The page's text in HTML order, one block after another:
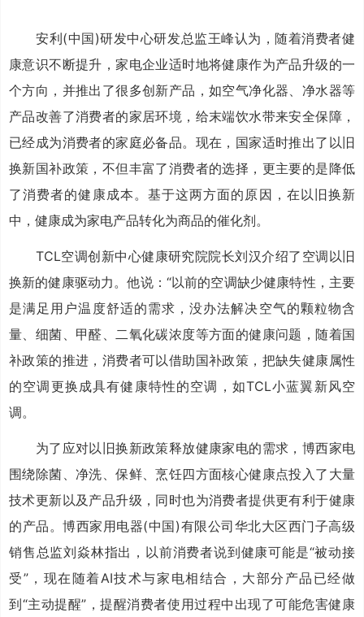
安利(中国)研发中心研发总监王峰认为，随着消费者健
康意识不断提升，家电企业适时地将健康作为产品升级的一
个方向，并推出了很多创新产品，如空气净化器、净水器等
产品改善了消费者的家居环境，给末端饮水带来安全保障，
已经成为消费者的家庭必备品。现在，国家适时推出了以旧
换新国补政策，不但丰富了消费者的选择，更主要的是降低
了消费者的健康成本。基于这两方面的原因，在以旧换新
中，健康成为家电产品转化为商品的催化剂。
TCL空调创新中心健康研究院院长刘汉介绍了空调以旧
换新的健康驱动力。他说：“以前的空调缺少健康特性，主要
是满足用户温度舒适的需求，没办法解决空气的颗粒物含
量、细菌、甲醛、二氧化碳浓度等方面的健康问题，随着国
补政策的推进，消费者可以借助国补政策，把缺失健康属性
的空调更换成具有健康特性的空调，如TCL小蓝翼新风空
调。
为了应对以旧换新政策释放健康家电的需求，博西家电
围绕除菌、净洗、保鲜、烹饪四方面核心健康点投入了大量
技术更新以及产品升级，同时也为消费者提供更有利于健康
的产品。博西家用电器(中国)有限公司华北大区西门子高级
销售总监刘焱林指出，以前消费者说到健康可能是“被动接
受”，现在随着AI技术与家电相结合，大部分产品已经做
到“主动提醒”，提醒消费者使用过程中出现了可能危害健康